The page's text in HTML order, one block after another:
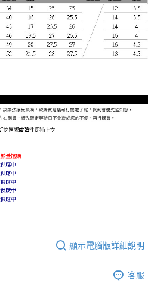
顯示電腦版詳細說明
客服